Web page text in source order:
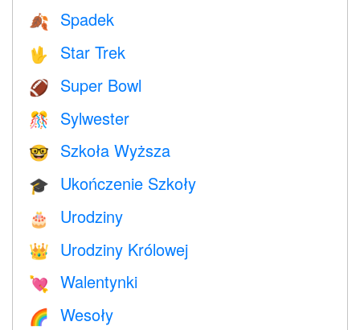
🍂 Spadek
🖖 Star Trek
🏈 Super Bowl
🎊 Sylwester
🤓 Szkoła Wyższa
🎓 Ukończenie Szkoły
🎂 Urodziny
👑 Urodziny Królowej
💘 Walentynki
🌈 Wesoły